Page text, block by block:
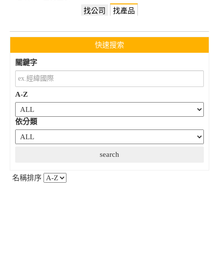
找公司
找產品
快速搜索
關鍵字
A-Z
依分類
名稱排序